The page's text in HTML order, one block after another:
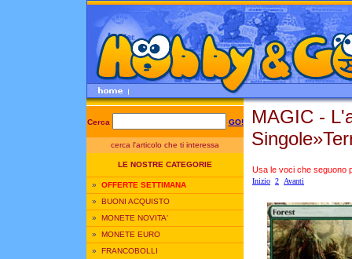
Cerca GO!
cerca l'articolo che ti interessa
LE NOSTRE CATEGORIE
» OFFERTE SETTIMANA
» BUONI ACQUISTO
» MONETE NOVITA'
» MONETE EURO
» FRANCOBOLLI
MAGIC -
Usa le voci che seguono
Inizio 2 Avanti